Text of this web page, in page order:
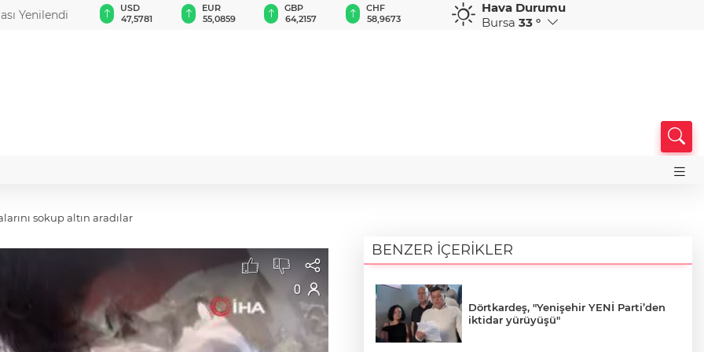
Yenilendi
BIST 100
13.703,13
USD
47,5781
EUR
55,0859
GBP
64,2157
CHF
58,9673
CAD
33,9584
RUB
0,5839
Hava Durumu
Bursa 33 °
sokup altın aradılar
BENZER İÇERİKLER
Dörtkardeş, "Yenişehir YENİ Parti’den
iktidar yürüyüşü"